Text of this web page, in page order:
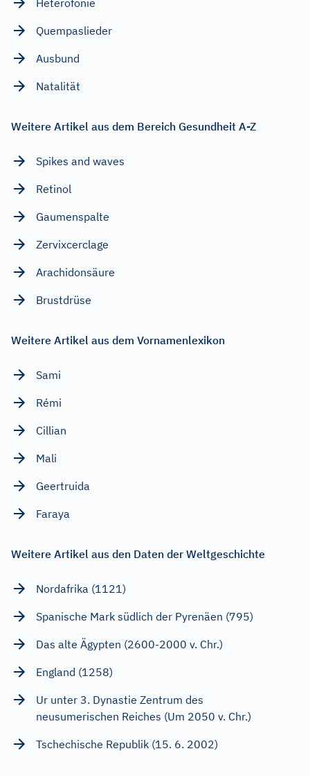
Quempaslieder
Ausbund
Natalität
Weitere Artikel aus dem Bereich Gesundheit A-Z
Spikes and waves
Retinol
Gaumenspalte
Zervixcerclage
Arachidonsäure
Brustdrüse
Weitere Artikel aus dem Vornamenlexikon
Sami
Rémi
Cillian
Mali
Geertruida
Faraya
Weitere Artikel aus den Daten der Weltgeschichte
Nordafrika (1121)
Spanische Mark südlich der Pyrenäen (795)
Das alte Ägypten (2600-2000 v. Chr.)
England (1258)
Ur unter 3. Dynastie Zentrum des
neusumerischen Reiches (Um 2050 v. Chr.)
Tschechische Republik (15. 6. 2002)